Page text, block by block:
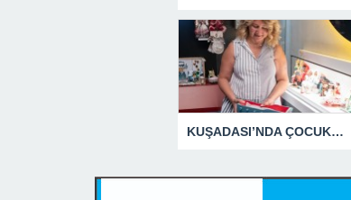
KUŞADASI’NDA ÇOCUKLUĞUN HATIRALARI OYUNCAK MÜZESİNDE HAYAT BULACAK